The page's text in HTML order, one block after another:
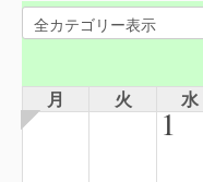
月 火 水
1